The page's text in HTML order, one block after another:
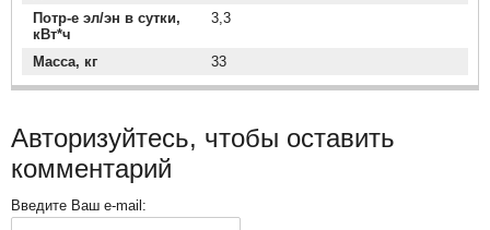
Потр-е эл/эн в сутки,
кВт*ч
3,3
Масса, кг 33
Авторизуйтесь, чтобы оставить
комментарий
Введите Ваш e-mail: